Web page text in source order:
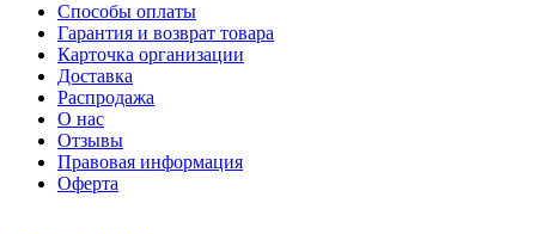
Способы оплаты
Гарантия и возврат товара
Карточка организации
Доставка
Распродажа
О нас
Отзывы
Правовая информация
Оферта